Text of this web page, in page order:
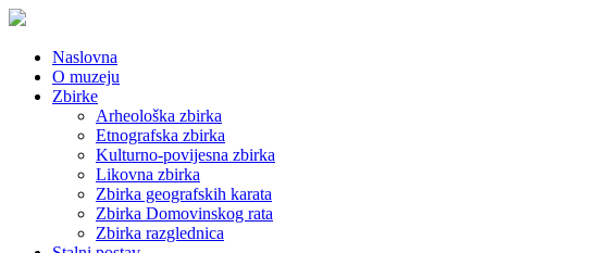
Naslovna
O muzeju
Zbirke
Arheološka zbirka
Etnografska zbirka
Kulturno-povijesna zbirka
Likovna zbirka
Zbirka geografskih karata
Zbirka Domovinskog rata
Zbirka razglednica